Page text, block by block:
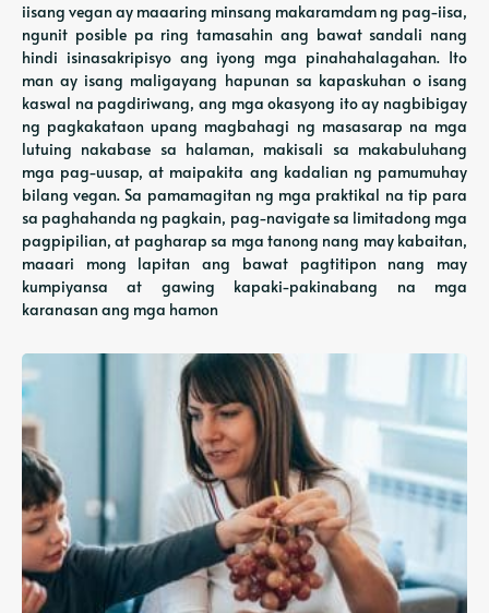
iisang vegan ay maaaring minsang makaramdam ng pag-iisa,
ngunit posible pa ring tamasahin ang bawat sandali nang
hindi isinasakripisyo ang iyong mga pinahahalagahan. Ito
man ay isang maligayang hapunan sa kapaskuhan o isang
kaswal na pagdiriwang, ang mga okasyong ito ay nagbibigay
ng pagkakataon upang magbahagi ng masasarap na mga
lutuing nakabase sa halaman, makisali sa makabuluhang
mga pag-uusap, at maipakita ang kadalian ng pamumuhay
bilang vegan. Sa pamamagitan ng mga praktikal na tip para
sa paghahanda ng pagkain, pag-navigate sa limitadong mga
pagpipilian, at pagharap sa mga tanong nang may kabaitan,
maaari mong lapitan ang bawat pagtitipon nang may
kumpiyansa at gawing kapaki-pakinabang na mga
karanasan ang mga hamon